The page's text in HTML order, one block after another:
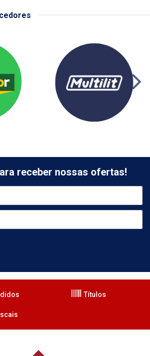
receber nossas ofertas!
Títulos